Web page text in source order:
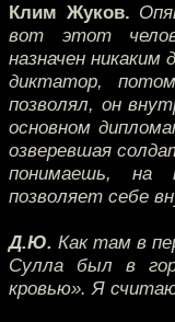
Клим Жуков.
вот этот
назначен
диктатор,
позволял, он
основном
озверевшая
понимаешь, на
позволяет себе
Д.Ю. Как там в
Сулла был в
кровью». Я